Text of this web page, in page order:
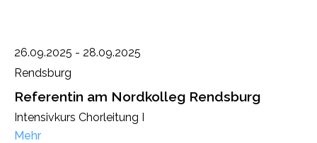
Jakobi
26.09.2025 - 28.09.2025
Rendsburg
Referentin am Nordkolleg Rendsburg
Intensivkurs Chorleitung I
Mehr